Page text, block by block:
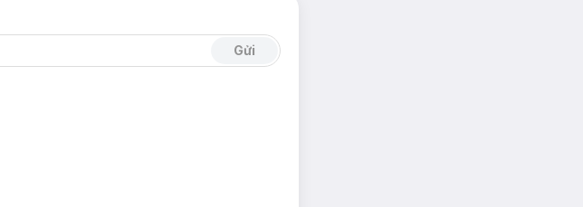
Gửi